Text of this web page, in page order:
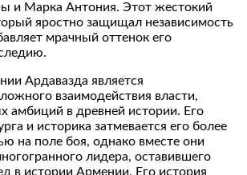
и Марка Антония. Этот жестокий
яростно защищал независимость
мрачный оттенок его
Ардавазда является
взаимодействия власти,
амбиций в древней истории. Его
и историка затмевается его более
на поле боя, однако вместе они
лидера, оставившего
в истории Армении. Его история